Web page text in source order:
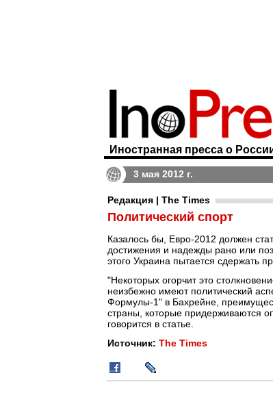
Иностранная пресса о
3 мая 2012 г.
Редакция | The Times
Политический спорт
Казалось бы, Евро-2012 должен
достижения и надежды рано или
этого Украина пытается сдержать
"Некоторых огорчит это
неизбежно имеют политический
Формулы-1" в Бахрейне,
страны, которые придерживаются
говорится в статье.
Источник: The Times